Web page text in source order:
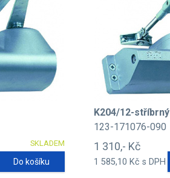
SKLADEM
Do košíku
K204/12-stříbrný
123-171076-090
1 310,- Kč
1 585,10 Kč s DPH